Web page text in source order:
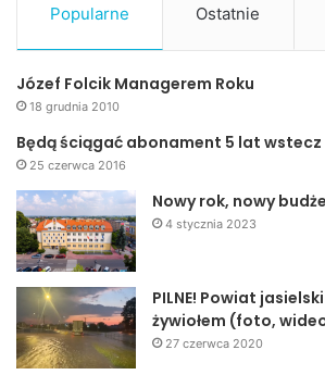
Popularne Ostatnie
Józef Folcik Managerem Roku
18 grudnia 2010
Będą ściągać abonament 5 lat wstecz
25 czerwca 2016
Nowy rok, nowy
4 stycznia 2023
PILNE! Powiat
żywiołem (foto,
27 czerwca 2020